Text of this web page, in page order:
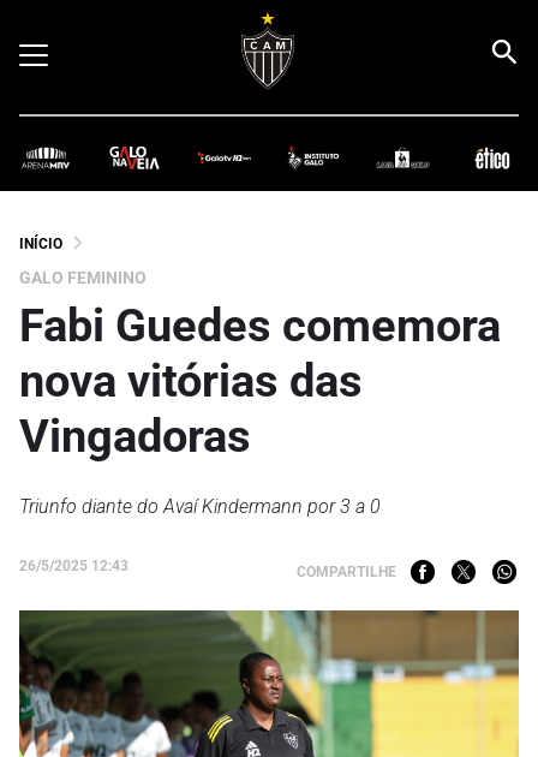
INÍCIO
GALO FEMININO
Fabi Guedes comemora
nova vitórias das
Vingadoras
Triunfo diante do Avaí Kindermann por 3 a 0
26/5/2025 12:43 COMPARTILHE